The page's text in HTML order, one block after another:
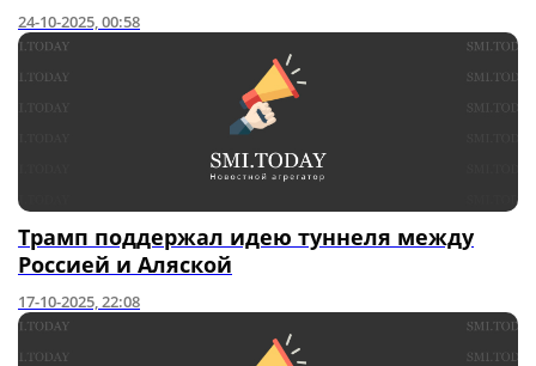
24-10-2025, 00:58
Трамп поддержал идею туннеля между
Россией и Аляской
17-10-2025, 22:08